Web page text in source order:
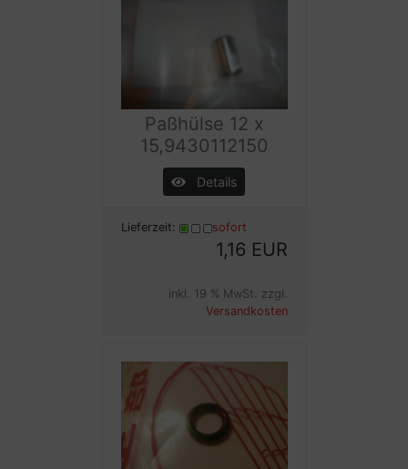
Paßhülse 12 x
15,9430112150
Details
Lieferzeit: sofort
1,16 EUR
inkl. 19 % MwSt. zzgl.
Versandkosten